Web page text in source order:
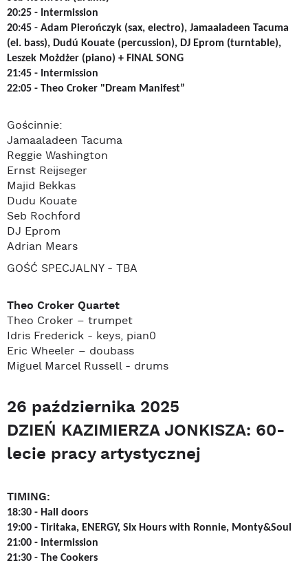
20:25 - Intermission
20:45 - Adam Pierończyk (sax, electro), Jamaaladeen Tacuma
(el. bass), Dudú Kouate (percussion), DJ Eprom (turntable),
Leszek Możdżer (piano) + FINAL SONG
21:45 - Intermission
22:05 - Theo Croker "Dream Manifest”
Gościnnie:
Jamaaladeen Tacuma
Reggie Washington
Ernst Reijseger
Majid Bekkas
Dudu Kouate
Seb Rochford
DJ Eprom
Adrian Mears
GOŚĆ SPECJALNY - TBA
Theo Croker Quartet
Theo Croker – trumpet
Idris Frederick - keys, pian0
Eric Wheeler – doubass
Miguel Marcel Russell - drums
26 października 2025
DZIEŃ KAZIMIERZA JONKISZA: 60-
lecie pracy artystycznej
TIMING:
18:30 - Hall doors
19:00 - Tiritaka, ENERGY, Six Hours with Ronnie, Monty&Soul
21:00 - Intermission
21:30 - The Cookers